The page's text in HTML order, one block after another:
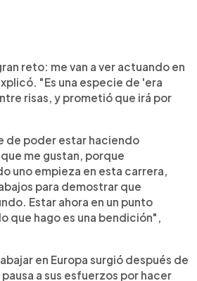
reto: me van a ver actuando en
"Es una especie de 'era
risas, y prometió que irá por
de poder estar haciendo
me gustan, porque
uno empieza en esta carrera,
para demostrar que
Estar ahora en un punto
que hago es una bendición",
en Europa surgió después de
a sus esfuerzos por hacer